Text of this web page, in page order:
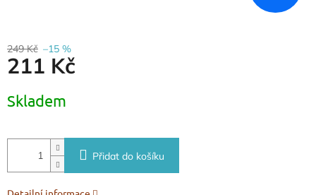
249 Kč –15 %
211 Kč
cena:
Skladem
Přidat do košíku